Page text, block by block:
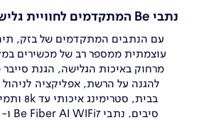
נתבי Be המתקדמים לחוויית גלישה עוצמתית
עם הנתבים המתקדמים של בזק,
עוצמתית ממספר רב של מכשירים
מרחוק באיכות הגלישה,
להגנה על הרשת,אפליקציה
בבית, סטרימינגאיכותי עד 8k ותמיכה בקצבי
סיבים. נתבי Be Fiber AIWIFi7 ו- Be